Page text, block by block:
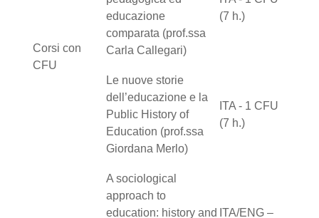
Corsi con
CFU
educazione
comparata (prof.ssa
Carla Callegari)
(7 h.)
Le nuove storie
dell’educazione e la
Public History of
Education (prof.ssa
Giordana Merlo)
ITA - 1 CFU
(7 h.)
A sociological
approach to
education: history and ITA/ENG –